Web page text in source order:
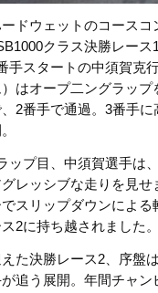
ドウェットのコース
クラス決勝レース
手スタートの中須賀克
）はオープ二ングラッ
、2番手で通過。3番手
ップ目、中須賀選手は
グレッシブな走りを見
でスリップダウンによ
ス2に持ち越されました
た決勝レース2、序盤
追う展開。年間チャ